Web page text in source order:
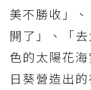
美不勝收」
開了」、「
色的太陽花
日葵營造出